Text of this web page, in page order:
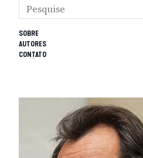
SOBRE
AUTORES
CONTATO